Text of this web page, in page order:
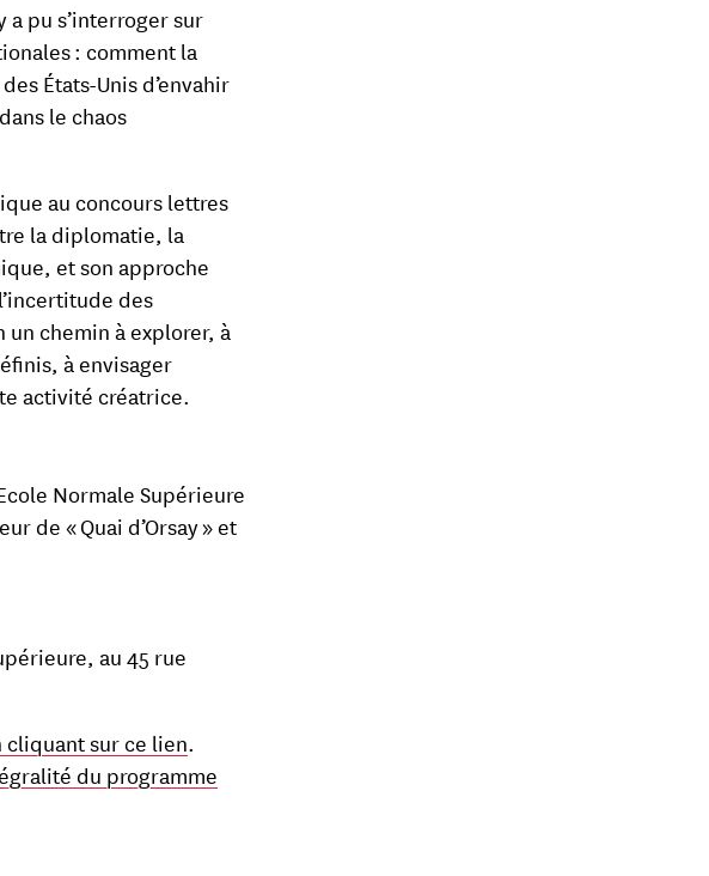
pu s’interroger sur
: comment la
États-Unis d’envahir
le chaos
au concours lettres
la diplomatie, la
et son approche
des
un chemin à explorer, à
à envisager
activité créatrice.
Normale Supérieure
de « Quai d’Orsay » et
au 45 rue
cliquant sur ce lien.
du programme